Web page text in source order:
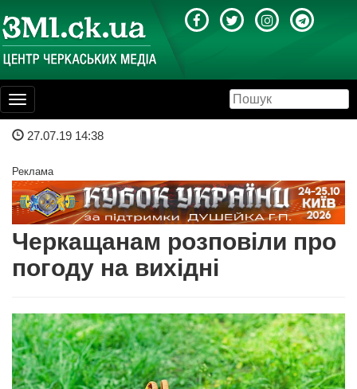
Toggle
navigation
27.07.19 14:38
Реклама
Черкащанам розповіли про
погоду на вихідні